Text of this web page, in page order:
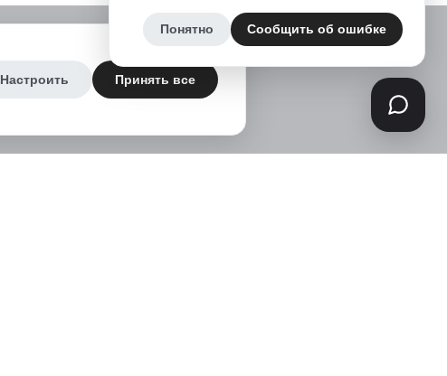
Настроить Принять все
Понятно Сообщить об ошибке